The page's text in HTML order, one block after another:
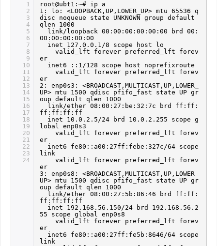
1
2
3
4
5
6
7
8
9
10
11
12
13
14
15
16
17
18
19
20
21
22
23
24
root@ubt1:~# ip a
1: lo: <LOOPBACK,UP,LOWER_UP> mtu 65536 q
disc noqueue state UNKNOWN group default
qlen 1000
link/loopback 00:00:00:00:00:00 brd 00:
00:00:00:00:00
inet 127.0.0.1/8 scope host lo
valid_lft forever preferred_lft forev
er
inet6 ::1/128 scope host noprefixroute
valid_lft forever preferred_lft forev
er
2: enp0s3: <BROADCAST,MULTICAST,UP,LOWER_
UP> mtu 1500 qdisc pfifo_fast state UP gr
oup default qlen 1000
link/ether 08:00:27:be:32:7c brd ff:ff:
ff:ff:ff:ff
inet 10.0.2.5/24 brd 10.0.2.255 scope g
lobal enp0s3
valid_lft forever preferred_lft forev
er
inet6 fe80::a00:27ff:febe:327c/64 scope
link
valid_lft forever preferred_lft forev
er
3: enp0s8: <BROADCAST,MULTICAST,UP,LOWER_
UP> mtu 1500 qdisc pfifo_fast state UP gr
oup default qlen 1000
link/ether 08:00:27:5b:86:46 brd ff:ff:
ff:ff:ff:ff
inet 192.168.56.150/24 brd 192.168.56.2
55 scope global enp0s8
valid_lft forever preferred_lft forev
er
inet6 fe80::a00:27ff:fe5b:8646/64 scope
link